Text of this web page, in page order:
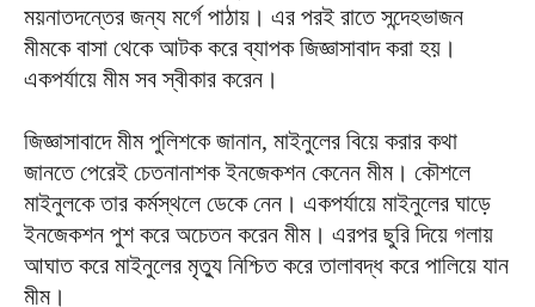
ময়নাতদন্তের জন্য মর্গে পাঠায়। এর পরই রাতে সন্দেহভাজন
মীমকে বাসা থেকে আটক করে ব্যাপক জিজ্ঞাসাবাদ করা হয়।
একপর্যায়ে মীম সব স্বীকার করেন।
জিজ্ঞাসাবাদে মীম পুলিশকে জানান, মাইনুলের বিয়ে করার কথা
জানতে পেরেই চেতনানাশক ইনজেকশন কেনেন মীম। কৌশলে
মাইনুলকে তার কর্মস্থলে ডেকে নেন। একপর্যায়ে মাইনুলের ঘাড়ে
ইনজেকশন পুশ করে অচেতন করেন মীম। এরপর ছুরি দিয়ে গলায়
আঘাত করে মাইনুলের মৃত্যু নিশ্চিত করে তালাবদ্ধ করে পালিয়ে যান
মীম।